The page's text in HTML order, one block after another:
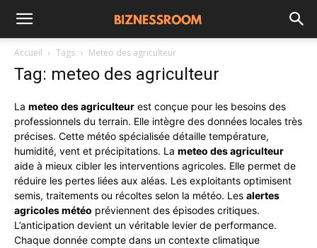
Accueil Tags Meteo des agriculteur
Tag: meteo des agriculteur
La meteo des agriculteur est conçue pour les besoins des
professionnels du terrain. Elle intègre des données locales très
précises. Cette météo spécialisée détaille température,
humidité, vent et précipitations. La meteo des agriculteur
aide à mieux cibler les interventions agricoles. Elle permet de
réduire les pertes liées aux aléas. Les exploitants optimisent
semis, traitements ou récoltes selon la météo. Les alertes
agricoles météo préviennent des épisodes critiques.
L’anticipation devient un véritable levier de performance.
Chaque donnée compte dans un contexte climatique